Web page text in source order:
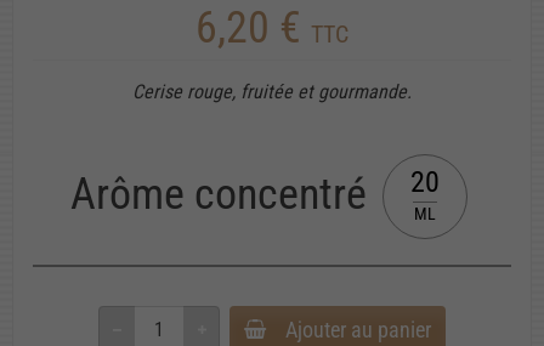
6,20 € TTC
Cerise rouge, fruitée et gourmande.
Arôme concentré 20
ML
Ajouter au panier